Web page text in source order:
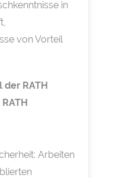
in
von Vorteil
der RATH
Arbeiten